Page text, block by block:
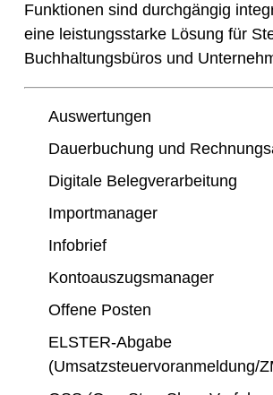
Funktionen sind durchgängig
eine leistungsstarke Lösung für
Buchhaltungsbüros und
Auswertungen
Dauerbuchung und
Digitale Belegverarbeitung
Importmanager
Infobrief
Kontoauszugsmanager
Offene Posten
ELSTER-Abgabe
(Umsatzsteuervoranmeldung/